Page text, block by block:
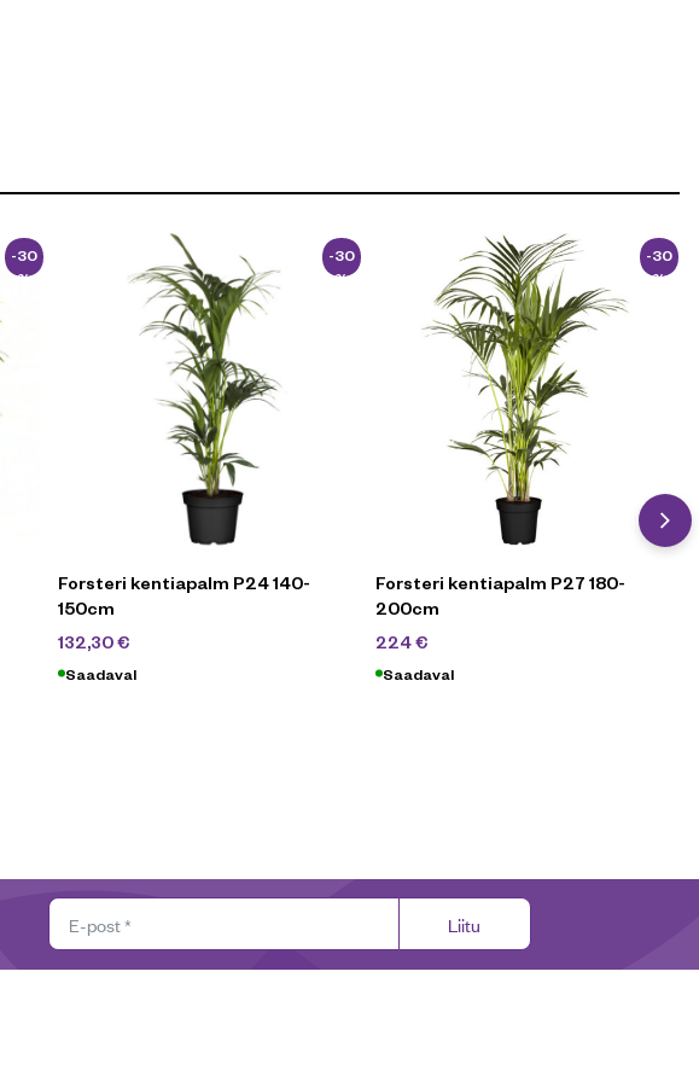
-30
%
-30
%
Forsteri kentiapalm P24 140-
150cm
132,30€
Saadaval
-30
%
Forsteri kentiapalm P27 180-
200cm
224€
Saadaval
Liitu